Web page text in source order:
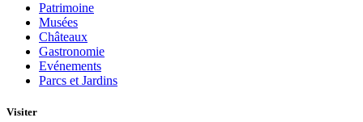
Patrimoine
Musées
Châteaux
Gastronomie
Evénements
Parcs et Jardins
Visiter